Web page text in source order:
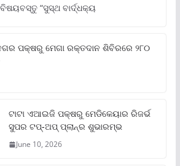
“ସୁସ୍ଥ ବାର୍ଦ୍ଧକ୍ୟ
ପକ୍ଷରୁ ମେଗା ରକ୍ତଦାନ ଶିବିରରେ ୨୮୦
ଟାଟା ଏଆଇଜି ପକ୍ଷରୁ ମେଡିକେୟାର ରିଜର୍ଭ
ସୁପର ଟପ୍‌-ଅପ୍ ପ୍ଲାନ୍‌ର ଶୁଭାରମ୍ଭ
June 10, 2026